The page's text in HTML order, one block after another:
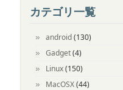
カテゴリ一覧
android(130)
Gadget(4)
Linux(150)
MacOSX(44)